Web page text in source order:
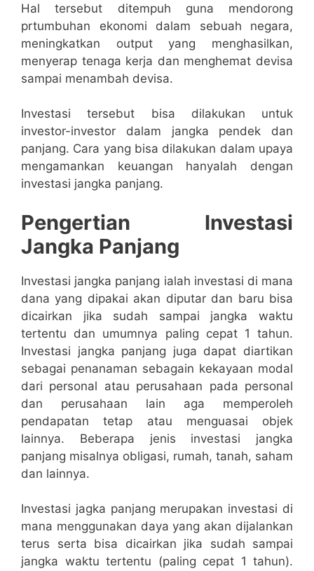
Hal tersebut ditempuh guna mendorong
prtumbuhan ekonomi dalam sebuah negara,
meningkatkan output yang menghasilkan,
menyerap tenaga kerja dan menghemat devisa
sampai menambah devisa.
Investasi tersebut bisa dilakukan untuk
investor-investor dalam jangka pendek dan
panjang. Cara yang bisa dilakukan dalam upaya
mengamankan keuangan hanyalah dengan
investasi jangka panjang.
Pengertian Investasi
Jangka Panjang
Investasi jangka panjang ialah investasi di mana
dana yang dipakai akan diputar dan baru bisa
dicairkan jika sudah sampai jangka waktu
tertentu dan umumnya paling cepat 1 tahun.
Investasi jangka panjang juga dapat diartikan
sebagai penanaman sebagain kekayaan modal
dari personal atau perusahaan pada personal
dan perusahaan lain aga memperoleh
pendapatan tetap atau menguasai objek
lainnya. Beberapa jenis investasi jangka
panjang misalnya obligasi, rumah, tanah, saham
dan lainnya.
Investasi jagka panjang merupakan investasi di
mana menggunakan daya yang akan dijalankan
terus serta bisa dicairkan jika sudah sampai
jangka waktu tertentu (paling cepat 1 tahun).